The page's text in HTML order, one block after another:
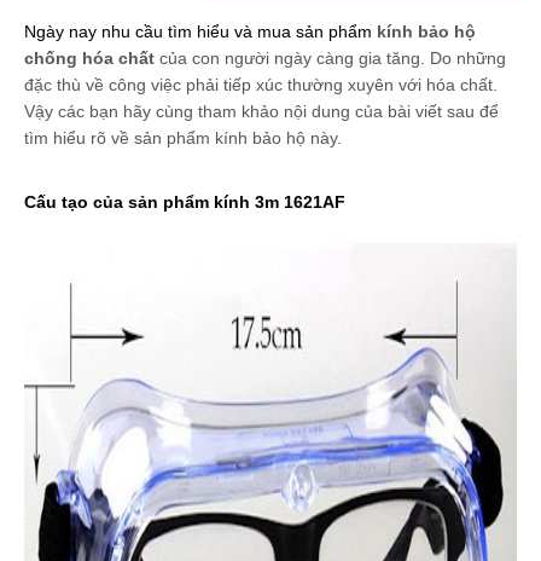
Ngày nay nhu cầu tìm hiểu và mua sản phẩm kính bảo hộ
chống hóa chất của con người ngày càng gia tăng. Do những
đặc thù về công việc phải tiếp xúc thường xuyên với hóa chất.
Vậy các bạn hãy cùng tham khảo nội dung của bài viết sau để
tìm hiểu rõ về sản phẩm kính bảo hộ này.
Cấu tạo của sản phẩm kính 3m 1621AF